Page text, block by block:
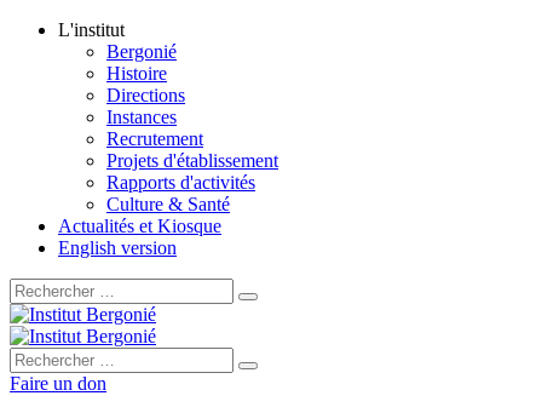
L'institut
Bergonié
Histoire
Directions
Instances
Recrutement
Projets d'établissement
Rapports d'activités
Culture & Santé
Actualités et Kiosque
English version
Rechercher :
Rechercher :
Faire un don